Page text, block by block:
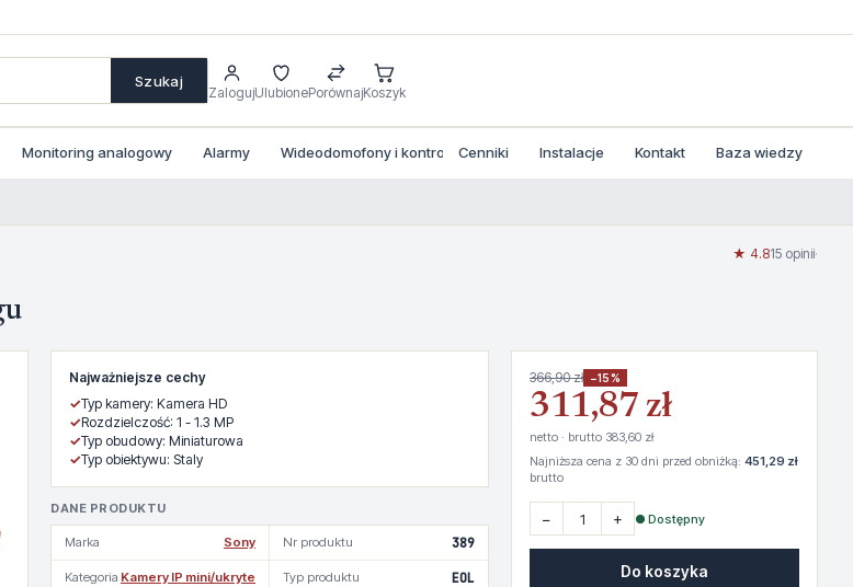
Szukaj
ZalogujUlubionePorównajKoszyk
Monitoring analogowy Alarmy Wideodomofony i kontrola dostepu
Cenniki Instalacje Kontakt Baza wiedzy
★ 4.815 opinii·
Najważniejsze cechy
✓Typ kamery: Kamera HD
✓Rozdzielczość: 1 - 1.3 MP
✓Typ obudowy: Miniaturowa
✓Typ obiektywu: Staly
DANE PRODUKTU
Marka Sony Nr produktu 389
Kategoria Kamery IP mini/ukryte Typ produktu EOL
366,90 zł −15%
311,87 zł
netto · brutto 383,60 zł
Najniższa cena z 30 dni przed obniżką: 451,29 zł
brutto
− + ● Dostępny
Do koszyka